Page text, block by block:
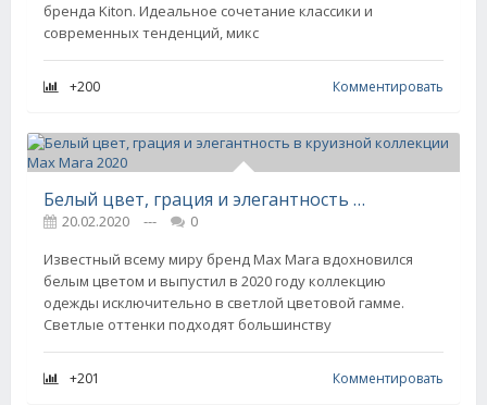
бренда Kiton. Идеальное сочетание классики и
современных тенденций, микс
+200 Комментировать
Белый цвет, грация и элегантность в круизной коллекции Max Mara 2020
20.02.2020 ---
0
Известный всему миру бренд Max Mara вдохновился
белым цветом и выпустил в 2020 году коллекцию
одежды исключительно в светлой цветовой гамме.
Светлые оттенки подходят большинству
+201 Комментировать